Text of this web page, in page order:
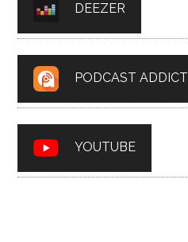
DEEZER
PODCAST ADDICT
YOUTUBE